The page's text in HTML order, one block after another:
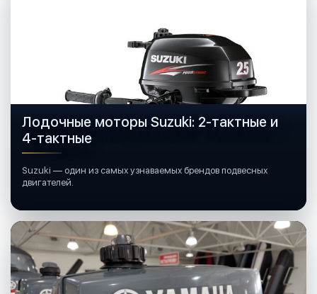
Лодочные моторы Suzuki: 2-тактные и
4-тактные
Suzuki — один из самых узнаваемых брендов подвесных
двигателей.